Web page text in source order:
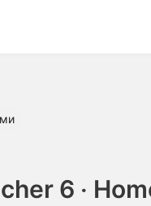
6 ‧